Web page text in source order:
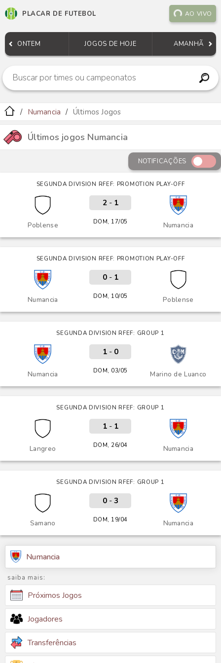
PLACAR DE FUTEBOL AO VIVO
ONTEM JOGOS DE HOJE AMANHÃ
Numancia Últimos Jogos
Últimos jogos Numancia
NOTIFICAÇÕES
SEGUNDA DIVISION RFEF: PROMOTION PLAY-OFF
Poblense Numancia
2- 1
DOM, 17/05
SEGUNDA DIVISION RFEF: PROMOTION PLAY-OFF
Numancia Poblense
0- 1
DOM, 10/05
SEGUNDA DIVISION RFEF: GROUP 1
Numancia Marino de Luanco
1- 0
DOM, 03/05
SEGUNDA DIVISION RFEF: GROUP 1
Langreo Numancia
1- 1
DOM, 26/04
SEGUNDA DIVISION RFEF: GROUP 1
Samano Numancia
0- 3
DOM, 19/04
Numancia
saiba mais:
Próximos Jogos
Jogadores
Transferências